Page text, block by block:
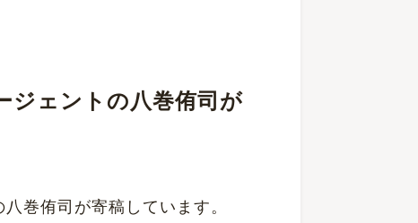
ジェントの八巻侑司が
巻侑司が寄稿しています。